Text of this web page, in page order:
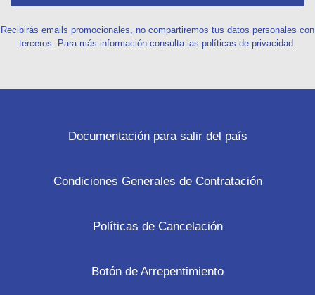
Recibirás emails promocionales, no compartiremos tus datos personales con
terceros. Para más información consulta las políticas de privacidad.
Documentación para salir del país
Condiciones Generales de Contratación
Políticas de Cancelación
Botón de Arrepentimiento